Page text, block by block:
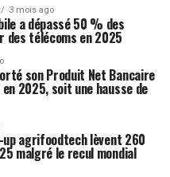
3 mois ago
a dépassé 50 % des
des télécoms en 2025
son Produit Net Bancaire
2025, soit une hausse de
agrifoodtech lèvent 260
malgré le recul mondial